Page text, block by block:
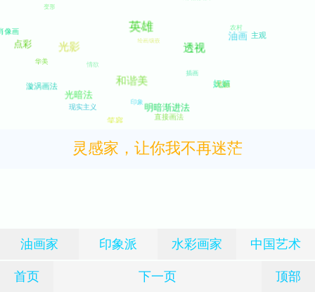
油画家 印象派 水彩画家 中国艺术
首页 下一页 顶部
灵感家，让你我不再迷茫